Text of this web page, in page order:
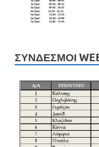
ΣΎΝΔΕΣΜΟΙ